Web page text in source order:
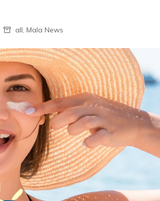
all, Mala News